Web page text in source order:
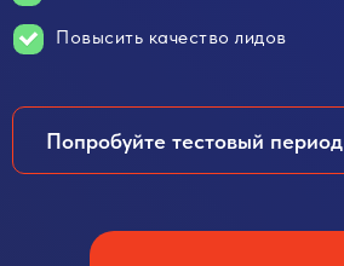
Попробуйте тестовый период
Повысить качество лидов